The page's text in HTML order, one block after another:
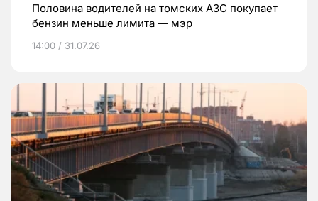
Половина водителей на томских АЗС покупает
бензин меньше лимита — мэр
14:00 / 31.07.26